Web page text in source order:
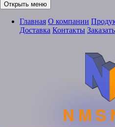
Открыть меню
Главная О компании
Доставка Контакты Заказать